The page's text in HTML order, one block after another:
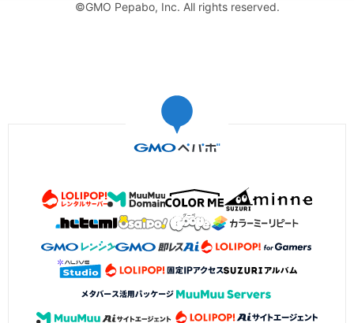
©GMO Pepabo, Inc. All rights reserved.